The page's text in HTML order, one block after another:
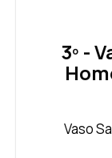
3º -
Vaso